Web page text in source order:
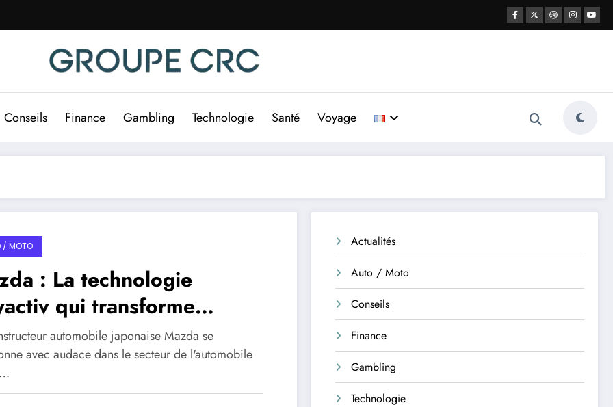
Conseils Finance Gambling Technologie Santé Voyage
/ MOTO
: La technologie
qui transforme
de conduite
automobile japonaise Mazda se
avec audace dans le secteur de l'automobile
Actualités
Auto / Moto
Conseils
Finance
Gambling
Technologie